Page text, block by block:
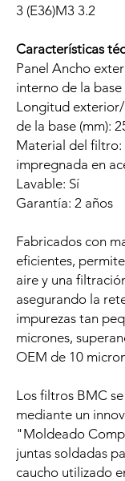
3 (E36)M3 3.2
Características
Panel Ancho
interno de la base
Longitud
de la base (mm):
Material del filtro:
impregnada en
Lavable: Sí
Garantía: 2 años
Fabricados con
eficientes,
aire y una
asegurando la
impurezas tan
micrones,
OEM de 10
Los filtros BMC
mediante un
"Moldeado
juntas soldadas
caucho utilizado